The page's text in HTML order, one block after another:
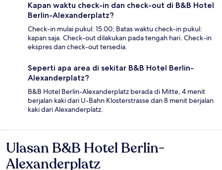
Kapan waktu check-in dan check-out di B&B Hotel
Berlin-Alexanderplatz?
Check-in mulai pukul: 15.00; Batas waktu check-in pukul:
kapan saja. Check-out dilakukan pada tengah hari. Check-in
ekspres dan check-out tersedia.
Seperti apa area di sekitar B&B Hotel Berlin-
Alexanderplatz?
B&B Hotel Berlin-Alexanderplatz berada di Mitte, 4 menit
berjalan kaki dari U-Bahn Klosterstrasse dan 8 menit berjalan
kaki dari Alexanderplatz.
Ulasan
Ulasan B&B Hotel Berlin-
Alexanderplatz